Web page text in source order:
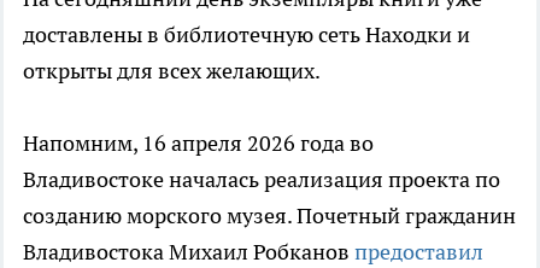
доставлены в библиотечную сеть Находки и
открыты для всех желающих.
Напомним, 16 апреля 2026 года во
Владивостоке началась реализация проекта по
созданию морского музея. Почетный гражданин
Владивостока Михаил Робканов предоставил